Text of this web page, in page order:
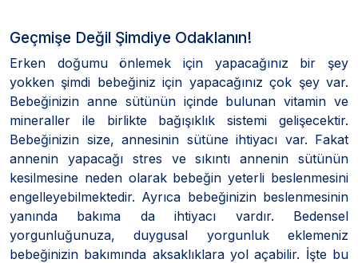
Geçmişe Değil Şimdiye Odaklanın!
Erken doğumu önlemek için yapacağınız bir şey
yokken şimdi bebeğiniz için yapacağınız çok şey var.
Bebeğinizin anne sütünün içinde bulunan vitamin ve
mineraller ile birlikte bağışıklık sistemi gelişecektir.
Bebeğinizin size, annesinin sütüne ihtiyacı var. Fakat
annenin yapacağı stres ve sıkıntı annenin sütünün
kesilmesine neden olarak bebeğin yeterli beslenmesini
engelleyebilmektedir. Ayrıca bebeğinizin beslenmesinin
yanında bakıma da ihtiyacı vardır. Bedensel
yorgunluğunuza, duygusal yorgunluk eklemeniz
bebeğinizin bakımında aksaklıklara yol açabilir. İşte bu